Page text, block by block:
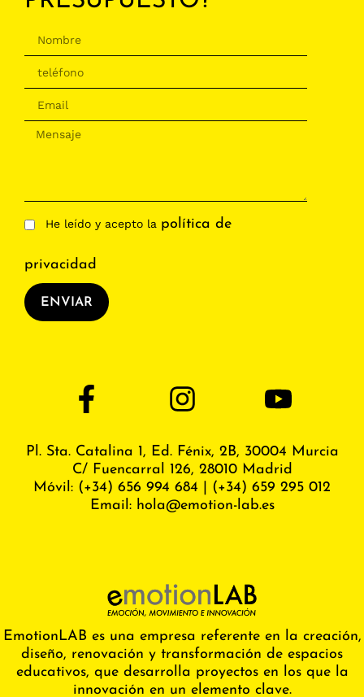
He leído y acepto la política de
privacidad
ENVIAR
EmotionLAB es una empresa referente en la creación,
diseño, renovación y transformación de espacios
educativos, que desarrolla proyectos en los que la
innovación en un elemento clave.
Pl. Sta. Catalina 1, Ed. Fénix, 2B, 30004 Murcia
C/ Fuencarral 126, 28010 Madrid
Móvil: (+34) 656 994 684
(+34) 659 295 012
Email: hola@emotion-lab.es